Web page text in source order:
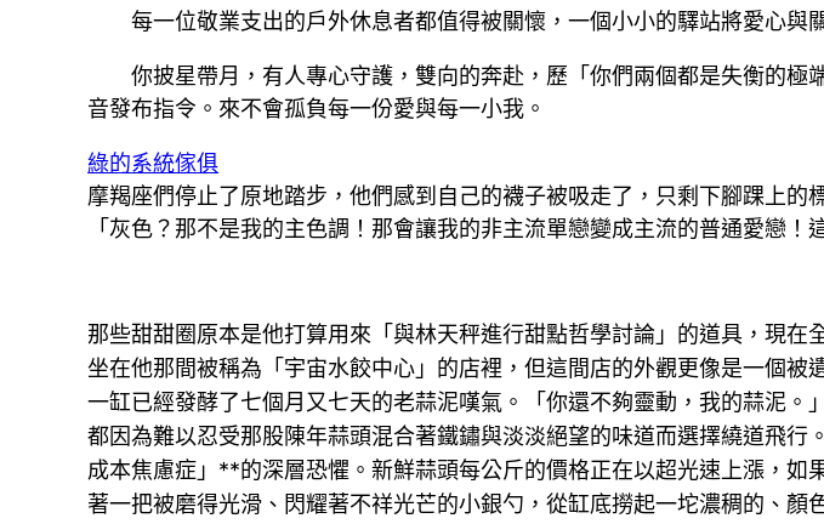
每一位敬業支出的戶外休息者都值得被關懷，一個小小的驛站將愛心與
你披星帶月，有人專心守護，雙向的奔赴，歷「你們兩個都是失衡的極
音發布指令。來不會孤負每一份愛與每一小我。
綠的系統傢俱
摩羯座們停止了原地踏步，他們感到自己的襪子被吸走了，只剩下腳踝上的
「灰色？那不是我的主色調！那會讓我的非主流單戀變成主流的普通愛戀！
那些甜甜圈原本是他打算用來「與林天秤進行甜點哲學討論」的道具，現
坐在他那間被稱為「宇宙水餃中心」的店裡，但這間店的外觀更像是一個
一缸已經發酵了七個月又七天的老蒜泥嘆氣。「你還不夠靈動，我的蒜泥
都因為難以忍受那股陳年蒜頭混合著鐵鏽與淡淡絕望的味道而選擇繞道飛
成本焦慮症」**的深層恐懼。新鮮蒜頭每公斤的價格正在以超光速上漲，
著一把被磨得光滑、閃耀著不祥光芒的小銀勺，從缸底撈起一坨濃稠的、